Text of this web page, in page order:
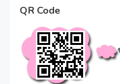
QR Code